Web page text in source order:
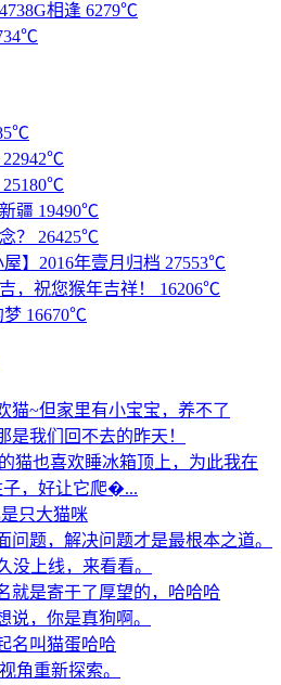
相逢 6279℃
22942℃
25180℃
疆 19490℃
？ 26425℃
屋】2016年壹月归档 27553℃
，祝您猴年吉祥！ 16206℃
梦 16670℃
猫~但家里有小宝宝，养不了
是我们回不去的昨天！
猫也喜欢睡冰箱顶上，为此我在
子，好让它爬�...
只大猫咪
问题，解决问题才是最根本之道。
没上线，来看看。
就是寄于了厚望的，哈哈哈
说，你是真狗啊。
名叫猫蛋哈哈
角重新探索。